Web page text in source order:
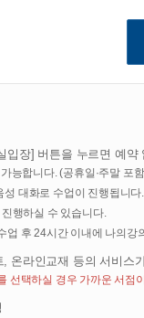
행 및 서비스 제공에 따른
인확인, 개인식별, 불량
보 전달
항목
스 신청 및 이용 등을 위해
성별, 비밀번호, 자택 전
회사가 직접 수집·보관하
지, 서면양식, 전화/팩스
장] 버튼을 누르면 예약
능합니다. (공휴일·주말 포
대화로 수업이 진행됩니다.
행하실 수 있습니다.
업 후 24시간 이내에 나의강
온라인교재 등의 서비스
선택하실 경우 가까운 서점